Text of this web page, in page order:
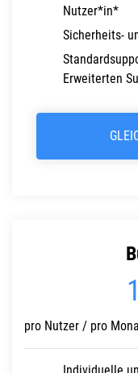
Nutzer*in*
Sicherheits-
Erweiterten
pro Nutzer / pro